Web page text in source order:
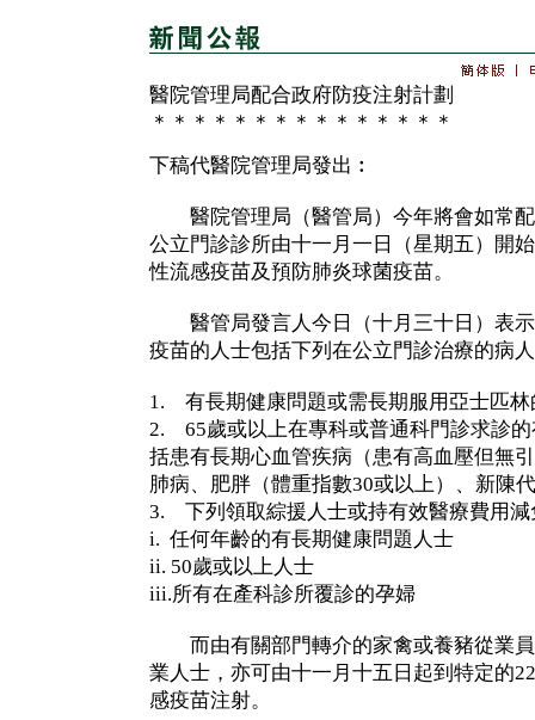
醫院管理局配合政府防疫注射計劃
＊＊＊＊＊＊＊＊＊＊＊＊＊＊＊
下稿代醫院管理局發出︰
醫院管理局（醫管局）今年將會如常配
公立門診診所由十一月一日（星期五）開
性流感疫苗及預防肺炎球菌疫苗。
醫管局發言人今日（十月三十日）表示
疫苗的人士包括下列在公立門診治療的病
1. 有長期健康問題或需長期服用亞士匹林
2. 65歲或以上在專科或普通科門診求診
括患有長期心血管疾病（患有高血壓但無
肺病、肥胖（體重指數30或以上）、新陳
3. 下列領取綜援人士或持有效醫療費用減
i. 任何年齡的有長期健康問題人士
ii. 50歲或以上人士
iii.所有在產科診所覆診的孕婦
而由有關部門轉介的家禽或養豬從業員
業人士，亦可由十一月十五日起到特定的
感疫苗注射。